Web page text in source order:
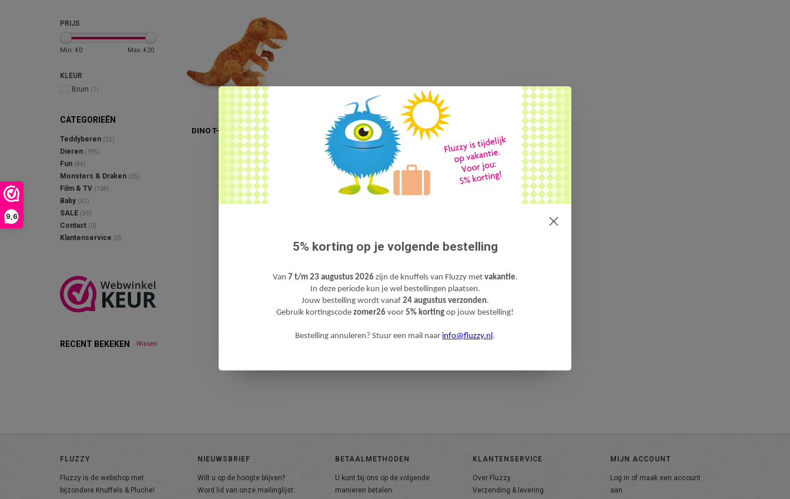
9,6
PRIJS
Min: €0 Max: €20
KLEUR
Bruin (1)
CATEGORIEËN
Teddyberen (22)
Dieren (195)
Fun (84)
Monsters & Draken (35)
Film & TV (138)
Baby (42)
SALE (39)
Contact (0)
Klantenservice (0)
RECENT BEKEKEN Wissen
DINO T-REX KNUFFEL ECO
€16,95
FLUZZY
Fluzzy is de webshop met
bijzondere Knuffels & Pluche!
NIEUWSBRIEF
Wilt u op de hoogte blijven?
Word lid van onze mailinglijst:
BETAALMETHODEN
U kunt bij ons op de volgende
manieren betalen:
KLANTENSERVICE
Over Fluzzy
Verzending & levering
MIJN ACCOUNT
Log in of maak een account
aan
5% korting op je volgende bestelling
Van 7 t/m 23 augustus 2026zijn de knuffels van Fluzzy met vakantie.
In deze periode kun je wel bestellingen plaatsen.
Jouw bestelling wordt vanaf 24 augustus verzonden.
Gebruik kortingscode zomer26 voor 5% korting op jouw bestelling!
Bestelling annuleren? Stuur een mail naar info@fluzzy.nl .